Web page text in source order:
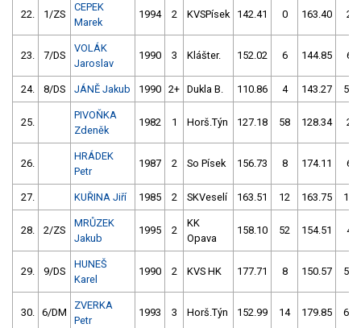
22. 1/ZS
CEPEK
Marek
1994 2 KVSPísek 142.41 0 163.40 2
23. 7/DS
VOLÁK
Jaroslav
1990 3 Klášter. 152.02 6 144.85 6
24. 8/DS JÁNĚ Jakub 1990 2+ Dukla B. 110.86 4 143.27 54
25.
PIVOŇKA
Zdeněk
1982 1 Horš.Týn 127.18 58 128.34 2
26.
HRÁDEK
Petr
1987 2 So Písek 156.73 8 174.11 6
27. KUŘINA Jiří 1985 2 SKVeselí 163.51 12 163.75 10
28. 2/ZS
MRŮZEK
Jakub
1995 2
KK
Opava
158.10 52 154.51 4
29. 9/DS
HUNEŠ
Karel
1990 2 KVS HK 177.71 8 150.57 58
30. 6/DM
ZVERKA
Petr
1993 3 Horš.Týn 152.99 14 179.85 62